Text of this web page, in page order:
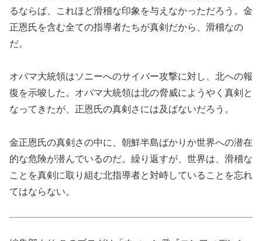
るならば、これほど滑稽な印象を与えなかっただろう。金
正恩氏を含む全ての指導者たちが真剣だから、滑稽なの
だ。
オバマ大統領はソニーへのサイバー攻撃に対し、北への報
復を示唆した。オバマ大統領は北の脅威にようやく真剣と
なってきたが、正恩氏の真剣さには及ばないだろう。
金正恩氏の真剣さの中に、朝鮮半島ばかりか世界への潜在
的な危険が潜んでいるのだ。繰り返すが、世界は、滑稽な
ことを真剣に取り組む北指導者と対峙していることを忘れ
てはならない。